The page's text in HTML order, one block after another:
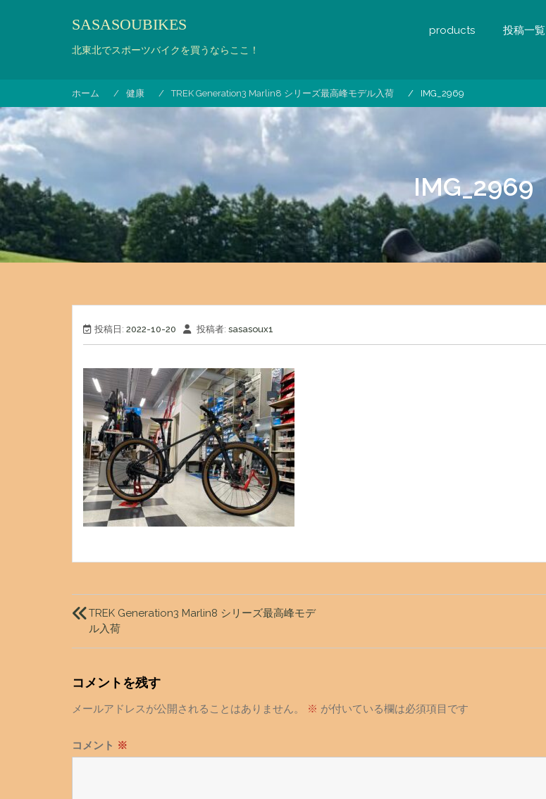
キ
ッ
プ
SASASOUBIKES
北東北でスポーツバイクを買うならここ！
products 投稿一覧
ホーム 健康 TREK Generation3 Marlin8 シリーズ最高峰モデル入荷 IMG_2969
IMG_2969
投稿日: 2022-10-20 投稿者: sasasoux1
投
稿
ゲ
ー
ョ
TREK Generation3 Marlin8 シリーズ最高峰モデ
ル入荷
コメントを残す
メールアドレスが公開されることはありません。 ※ が付いている欄は必須項目です
コメント ※